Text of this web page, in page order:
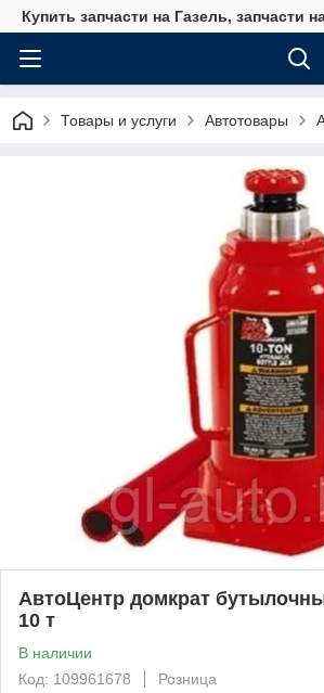
Купить запчасти на Газель, запчасти
Товары и услуги Автотовары
АвтоЦентр домкрат
10 т
В наличии
Код: 109961678
Розница